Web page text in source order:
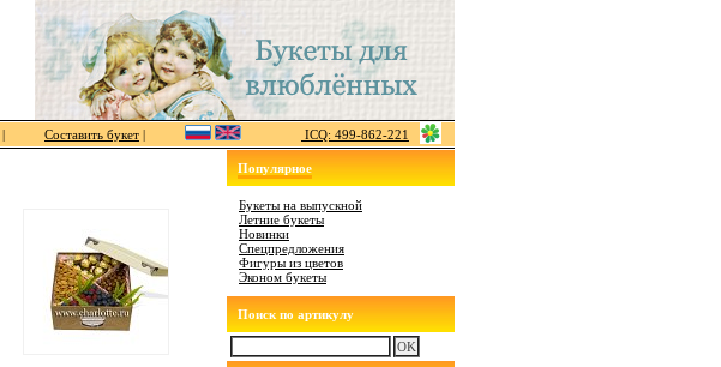
| Составить букет | ICQ: 499-862-221
Популярное
Букеты на выпускной
Летние букеты
Новинки
Спецпредложения
Фигуры из цветов
Эконом букеты
Поиск по артикулу